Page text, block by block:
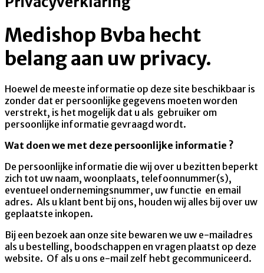
Medishop Bvba hecht
belang aan uw privacy.
Hoewel de meeste informatie op deze site beschikbaar is
zonder dat er persoonlijke gegevens moeten worden
verstrekt, is het mogelijk dat u als gebruiker om
persoonlijke informatie gevraagd wordt.
Wat doen we met deze persoonlijke informatie ?
De persoonlijke informatie die wij over u bezitten beperkt
zich tot uw naam, woonplaats, telefoonnummer(s),
eventueel ondernemingsnummer, uw functie en email
adres. Als u klant bent bij ons, houden wij alles bij over uw
geplaatste inkopen.
Bij een bezoek aan onze site bewaren we uw e-mailadres
als u bestelling, boodschappen en vragen plaatst op deze
website. Of als u ons e-mail zelf hebt gecommuniceerd.